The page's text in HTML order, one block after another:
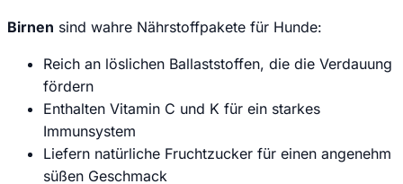
Birnen sind wahre Nährstoffpakete für Hunde:
Reich an löslichen Ballaststoffen, die die Verdauung
fördern
Enthalten Vitamin C und K für ein starkes
Immunsystem
Liefern natürliche Fruchtzucker für einen angenehm
süßen Geschmack